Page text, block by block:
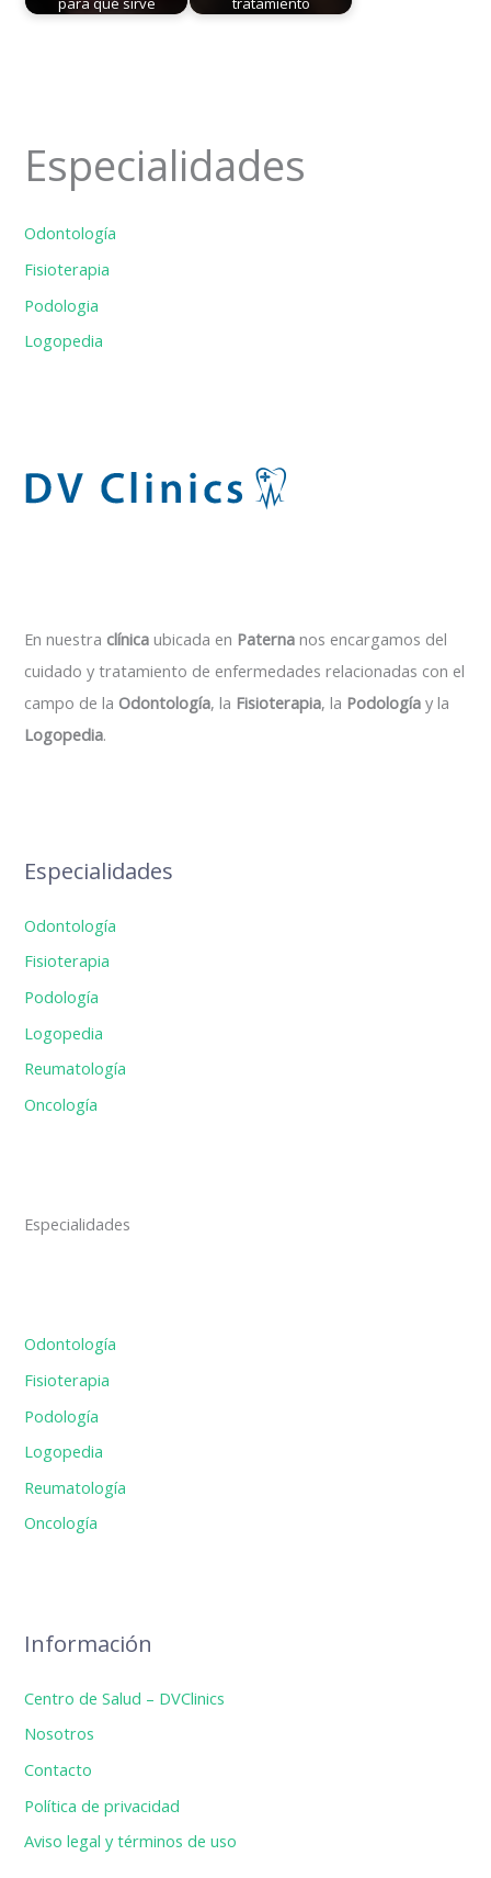
Especialidades
Odontología
Fisioterapia
Podologia
Logopedia
En nuestra clínica ubicada en Paterna nos encargamos del
cuidado y tratamiento de enfermedades relacionadas con el
campo de la Odontología, la Fisioterapia, la Podología y la
Logopedia.
Especialidades
Odontología
Fisioterapia
Podología
Logopedia
Reumatología
Oncología
Especialidades
Odontología
Fisioterapia
Podología
Logopedia
Reumatología
Oncología
Información
Centro de Salud – DVClinics
Nosotros
Contacto
Política de privacidad
Aviso legal y términos de uso